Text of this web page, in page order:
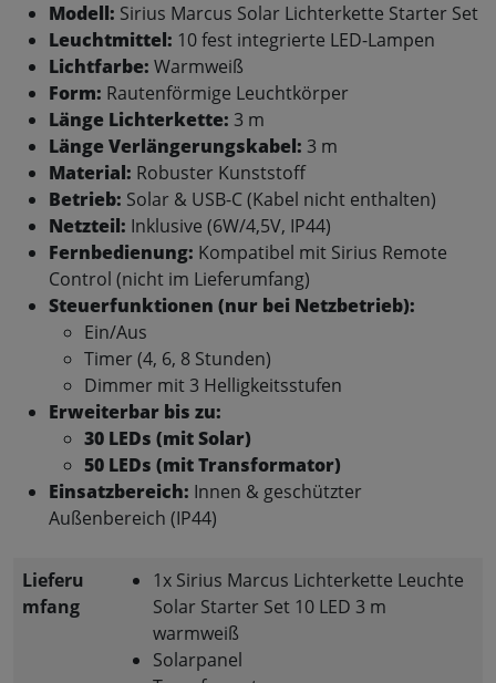
Modell: Sirius Marcus Solar Lichterkette Starter Set
Leuchtmittel: 10 fest integrierte LED-Lampen
Lichtfarbe: Warmweiß
Form: Rautenförmige Leuchtkörper
Länge Lichterkette: 3 m
Länge Verlängerungskabel: 3 m
Material: Robuster Kunststoff
Betrieb: Solar & USB-C (Kabel nicht enthalten)
Netzteil: Inklusive (6W/4,5V, IP44)
Fernbedienung: Kompatibel mit Sirius Remote
Control (nicht im Lieferumfang)
Steuerfunktionen (nur bei Netzbetrieb):
Ein/Aus
Timer (4, 6, 8 Stunden)
Dimmer mit 3 Helligkeitsstufen
Erweiterbar bis zu:
30 LEDs (mit Solar)
50 LEDs (mit Transformator)
Einsatzbereich: Innen & geschützter
Außenbereich (IP44)
Lieferu
mfang
1x Sirius Marcus Lichterkette Leuchte
Solar Starter Set 10 LED 3 m
warmweiß
Solarpanel